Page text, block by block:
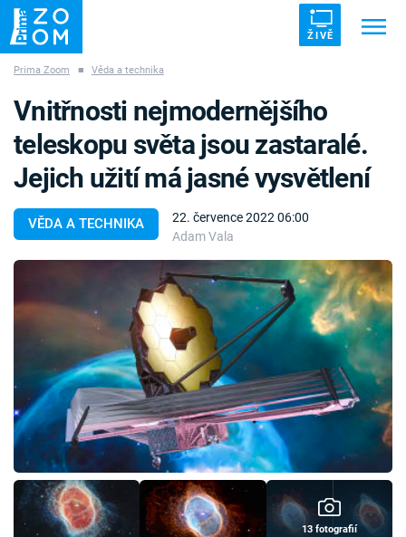
ŽIVĚ
ZÁHADY VETŘELCI DÁVNOVĚKU
Témata
Témata
Pořady
TV Program
Časopis
Sledujte prima+
Přihlášení
Prima Zoom ■ Věda a technika
VĚDA A TECHNIKA
22. července 2022 06:00
Adam Vala
Vnitřnosti nejmodernějšího
teleskopu světa jsou zastaralé.
Jejich užití má jasné vysvětlení
13 fotografií